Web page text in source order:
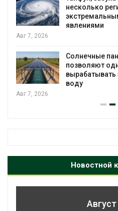
несколько
явлениями
Авг 7, 2026
Солнечные
позволяют
вырабатывать
воду
Авг 7, 2026
Новостной